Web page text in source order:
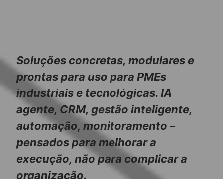
Soluções concretas, modulares e
prontas para uso para PMEs
industriais e tecnológicas. IA
agente, CRM, gestão inteligente,
automação, monitoramento –
pensados para melhorar a
execução, não para complicar a
organização.